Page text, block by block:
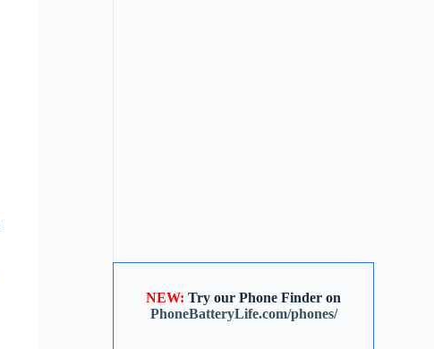
NEW: Try our Phone Finder on
PhoneBatteryLife.com/phones/